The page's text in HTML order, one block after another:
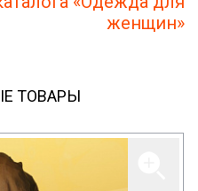
женщин»
ТОВАРЫ